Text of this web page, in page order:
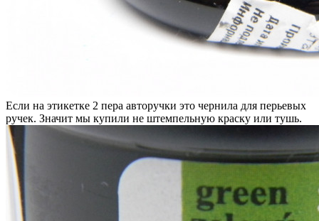
Если на этикетке 2 пера авторучки это чернила для перьевых
ручек. Значит мы купили не штемпельную краску или тушь.